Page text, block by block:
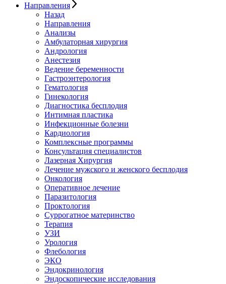
Направления
Назад
Направления
Анализы
Амбулаторная хирургия
Андрология
Анестезия
Ведение беременности
Гастроэнтерология
Гематология
Гинекология
Диагностика бесплодия
Интимная пластика
Инфекционные болезни
Кардиология
Комплексные программы
Консультация специалистов
Лазерная Хирургия
Лечение мужского и женского бесплодия
Онкология
Оперативное лечение
Паразитология
Проктология
Суррогатное материнство
Терапия
УЗИ
Урология
Флебология
ЭКО
Эндокринология
Эндоскопические исследования